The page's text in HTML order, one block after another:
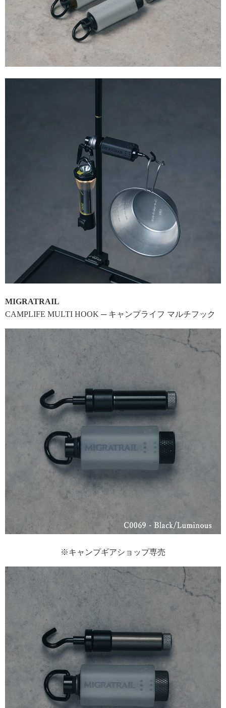
MIGRATRAIL
CAMPLIFE MULTI HOOK ─ キャンプライフ マルチフック
※キャンプギアショップ専売